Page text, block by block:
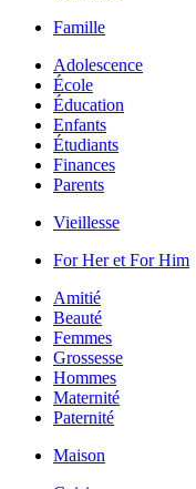
Famille
Adolescence
École
Éducation
Enfants
Étudiants
Finances
Parents
Vieillesse
For Her et For Him
Amitié
Beauté
Femmes
Grossesse
Hommes
Maternité
Paternité
Maison